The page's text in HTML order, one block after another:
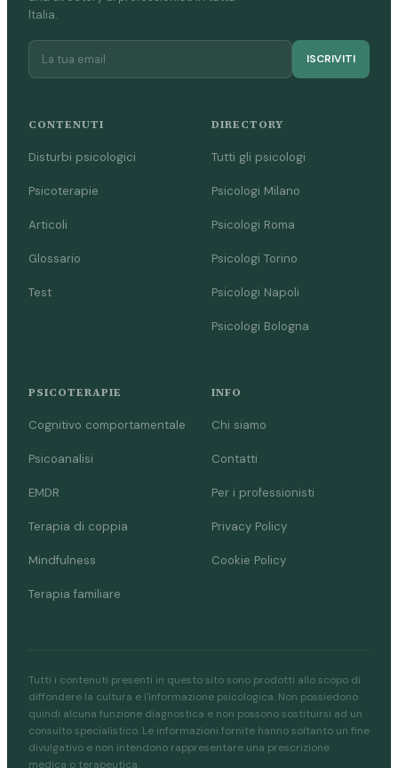
Italia.
ISCRIVITI
CONTENUTI
Disturbi psicologici
Psicoterapie
Articoli
Glossario
Test
DIRECTORY
Tutti gli psicologi
Psicologi Milano
Psicologi Roma
Psicologi Torino
Psicologi Napoli
Psicologi Bologna
PSICOTERAPIE
Cognitivo comportamentale
Psicoanalisi
EMDR
Terapia di coppia
Mindfulness
Terapia familiare
INFO
Chi siamo
Contatti
Per i professionisti
Privacy Policy
Cookie Policy
Tutti i contenuti presenti in questo sito sono prodotti allo scopo di
diffondere la cultura e l'informazione psicologica. Non possiedono
quindi alcuna funzione diagnostica e non possono sostituirsi ad un
consulto specialistico. Le informazioni fornite hanno soltanto un fine
divulgativo e non intendono rappresentare una prescrizione
medica o terapeutica.